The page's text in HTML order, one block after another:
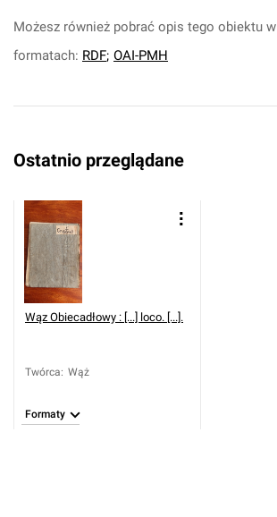
Możesz również pobrać opis tego obiektu w
formatach: RDF; OAI-PMH
Ostatnio przeglądane
Wąz Obiecadłowy : [...] loco. [...].
Twórca: Wąż
Formaty